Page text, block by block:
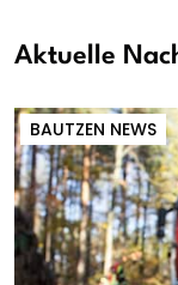
Aktuelle
BAUTZEN NEWS